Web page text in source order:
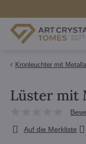
Kronleuchter mit
Lüster mit
Auf die Merkliste